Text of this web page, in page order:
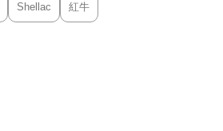
Shellac 紅牛